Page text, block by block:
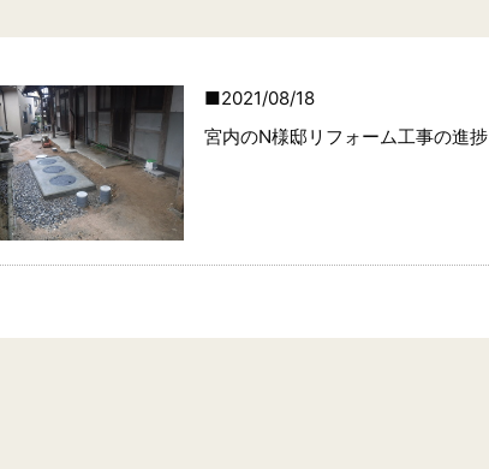
2021/08/18
宮内のN様邸リフォーム工事の進捗